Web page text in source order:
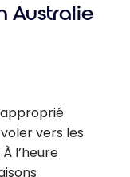
Australie
vers les
À l’heure